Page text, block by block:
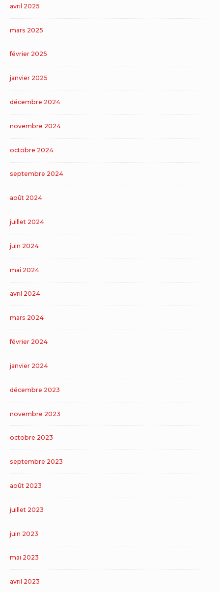
avril 2025
mars 2025
février 2025
janvier 2025
décembre 2024
novembre 2024
octobre 2024
septembre 2024
août 2024
juillet 2024
juin 2024
mai 2024
avril 2024
mars 2024
février 2024
janvier 2024
décembre 2023
novembre 2023
octobre 2023
septembre 2023
août 2023
juillet 2023
juin 2023
mai 2023
avril 2023